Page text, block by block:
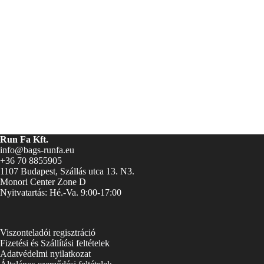
Run Fa Kft.
info@bags-runfa.eu
+36 70 8855905
1107 Budapest, Szállás utca 13. N3.
Monori Center Zone D
Nyitvatartás: Hé.-Va. 9:00-17:00
Viszonteladói regisztráció
Fizetési és Szállítási feltételek
Adatvédelmi nyilatkozat